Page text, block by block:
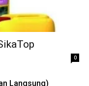
0
Langsung)